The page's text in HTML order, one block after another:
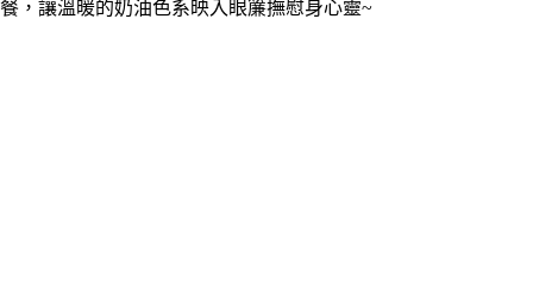
餐，讓溫暖的奶油色系映入眼簾撫慰身心靈~